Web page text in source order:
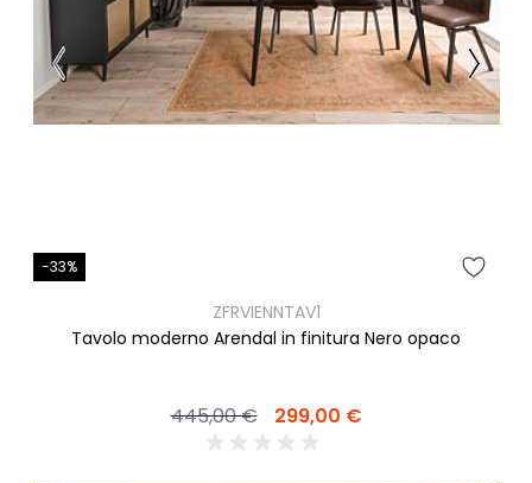
-33%
ZFRVIENNTAV1
Tavolo moderno Arendal in finitura Nero opaco
445,00 € 299,00 €